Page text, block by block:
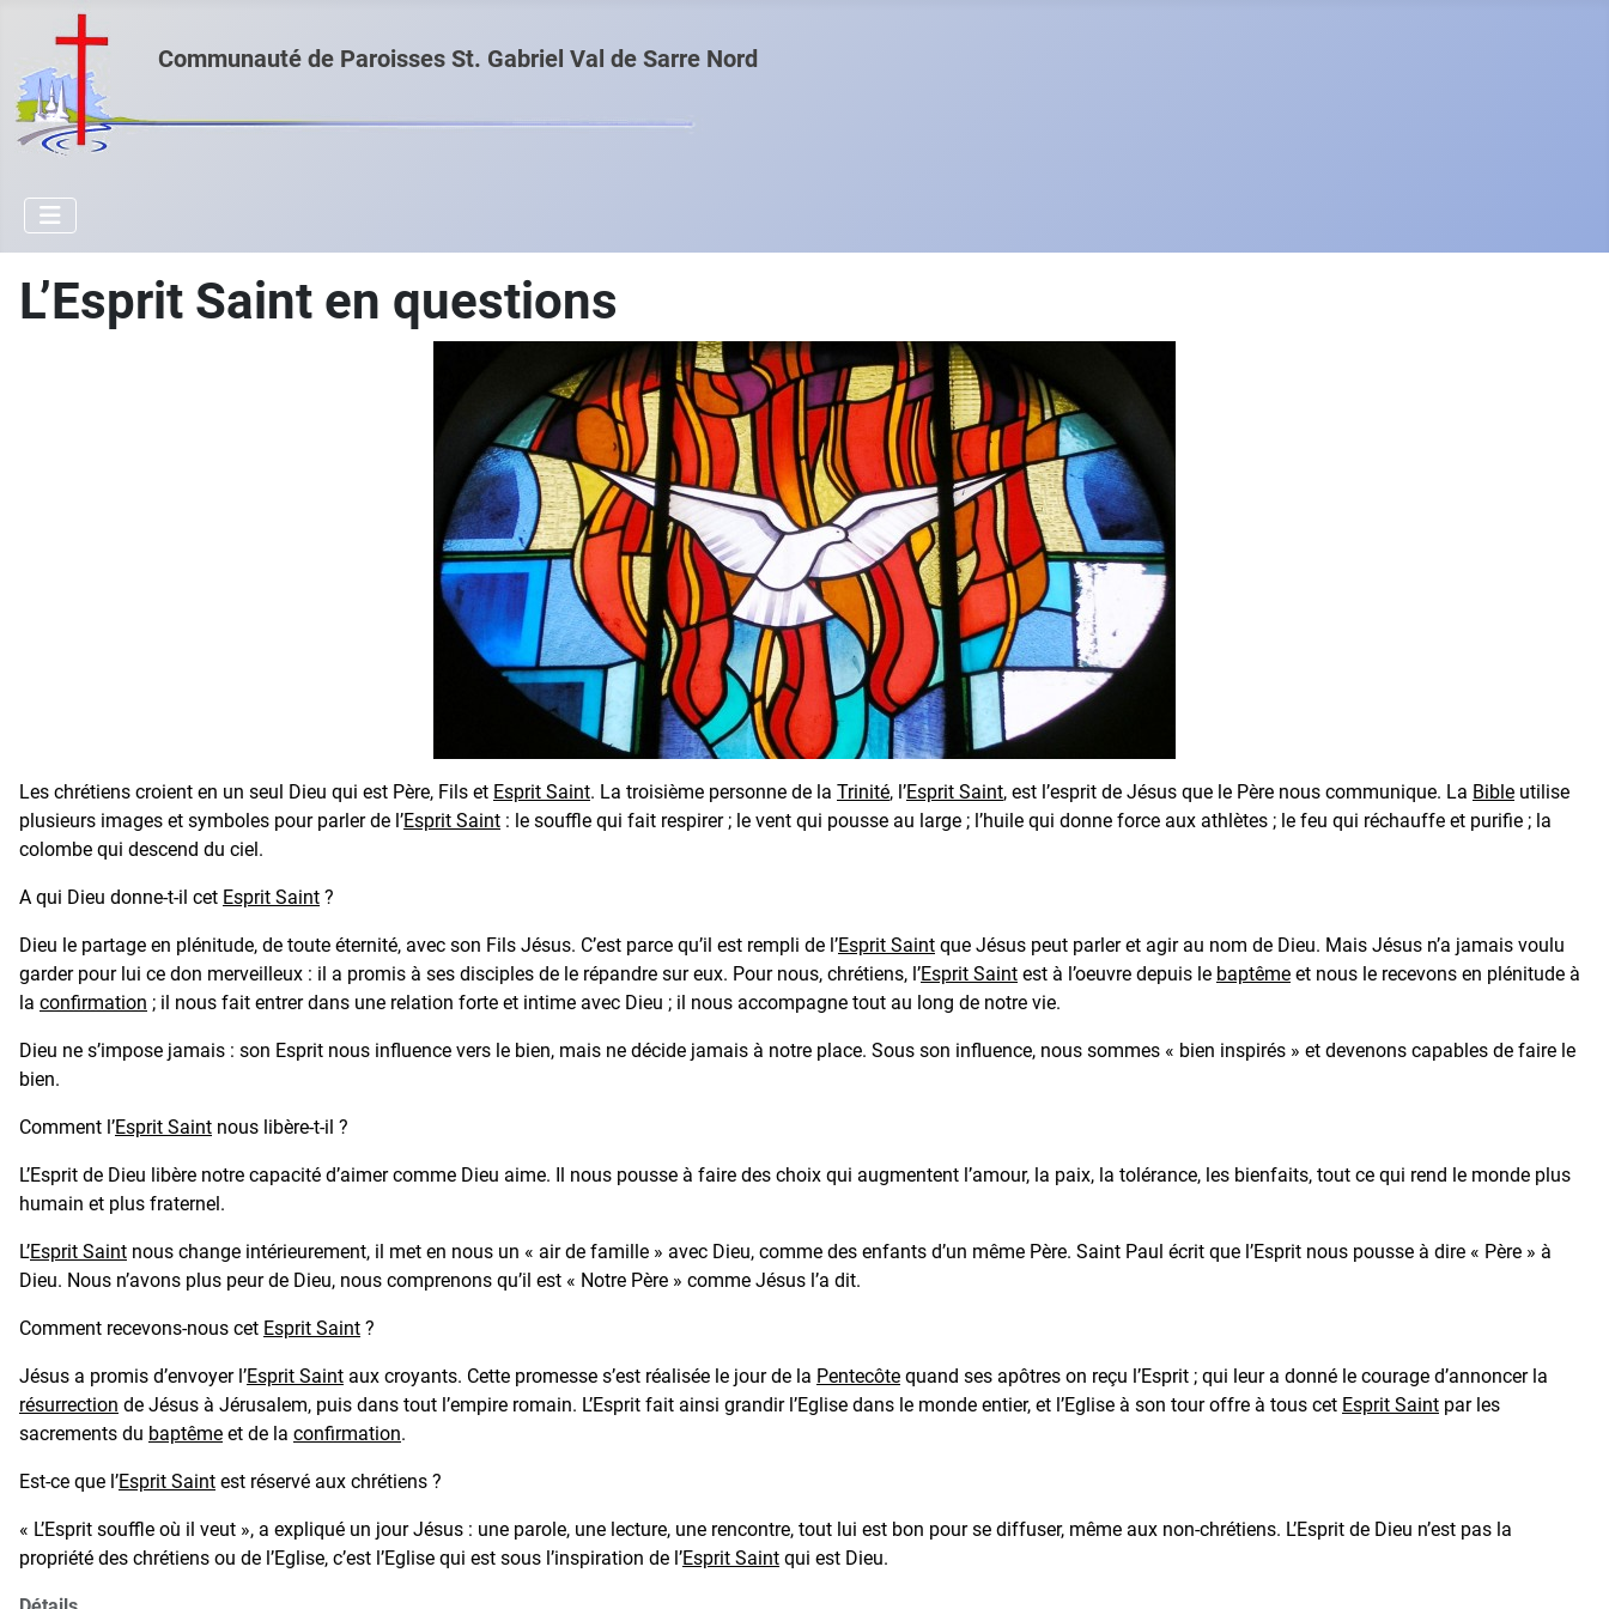
Communauté de Paroisses St. Gabriel Val de Sarre Nord
L’Esprit Saint en questions
Les chrétiens croient en un seul Dieu qui est Père, Fils et Esprit Saint. La troisième personne de la Trinité, l’Esprit Saint, est l’esprit de Jésus que le Père nous communique. La Bible utilise
plusieurs images et symboles pour parler de l’Esprit Saint : le souffle qui fait respirer ; le vent qui pousse au large ; l’huile qui donne force aux athlètes ; le feu qui réchauffe et purifie ; la
colombe qui descend du ciel.
A qui Dieu donne-t-il cet Esprit Saint ?
Dieu le partage en plénitude, de toute éternité, avec son Fils Jésus. C’est parce qu’il est rempli de l’Esprit Saint que Jésus peut parler et agir au nom de Dieu. Mais Jésus n’a jamais voulu
garder pour lui ce don merveilleux : il a promis à ses disciples de le répandre sur eux. Pour nous, chrétiens, l’Esprit Saint est à l’oeuvre depuis le baptême et nous le recevons en plénitude à
la confirmation ; il nous fait entrer dans une relation forte et intime avec Dieu ; il nous accompagne tout au long de notre vie.
Dieu ne s’impose jamais : son Esprit nous influence vers le bien, mais ne décide jamais à notre place. Sous son influence, nous sommes « bien inspirés » et devenons capables de faire le
bien.
Comment l’Esprit Saint nous libère-t-il ?
L’Esprit de Dieu libère notre capacité d’aimer comme Dieu aime. Il nous pousse à faire des choix qui augmentent l’amour, la paix, la tolérance, les bienfaits, tout ce qui rend le monde plus
humain et plus fraternel.
L’Esprit Saint nous change intérieurement, il met en nous un « air de famille » avec Dieu, comme des enfants d’un même Père. Saint Paul écrit que l’Esprit nous pousse à dire « Père » à
Dieu. Nous n’avons plus peur de Dieu, nous comprenons qu’il est « Notre Père » comme Jésus l’a dit.
Comment recevons-nous cet Esprit Saint ?
Jésus a promis d’envoyer l’Esprit Saint aux croyants. Cette promesse s’est réalisée le jour de la Pentecôte quand ses apôtres on reçu l’Esprit ; qui leur a donné le courage d’annoncer la
résurrection de Jésus à Jérusalem, puis dans tout l’empire romain. L’Esprit fait ainsi grandir l’Eglise dans le monde entier, et l’Eglise à son tour offre à tous cet Esprit Saint par les
sacrements du baptême et de la confirmation.
Est-ce que l’Esprit Saint est réservé aux chrétiens ?
« L’Esprit souffle où il veut », a expliqué un jour Jésus : une parole, une lecture, une rencontre, tout lui est bon pour se diffuser, même aux non-chrétiens. L’Esprit de Dieu n’est pas la
propriété des chrétiens ou de l’Eglise, c’est l’Eglise qui est sous l’inspiration de l’Esprit Saint qui est Dieu.